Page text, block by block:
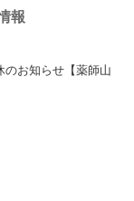
報
のお知らせ【薬師山